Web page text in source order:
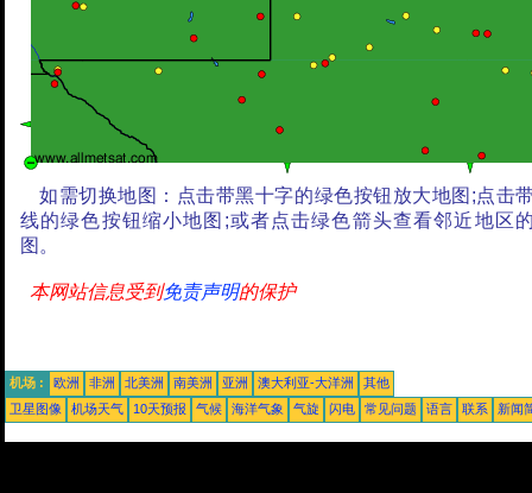
如需切换地图：点击带黑十字的绿色按钮放大地图;点击
线的绿色按钮缩小地图;或者点击绿色箭头查看邻近地区
图。
本网站信息受到免责声明的保护
机场 : 欧洲 非洲 北美洲 南美洲 亚洲 澳大利亚-大洋洲
其他
卫星图像
机场天气 10天预报 气候 海洋气象 气旋 闪电 常见问题 语言 联系 新闻